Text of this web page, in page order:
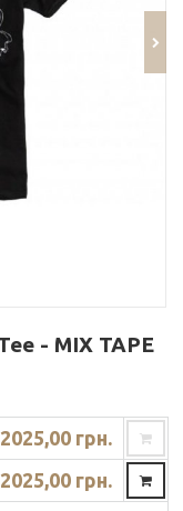
- MIX TAPE
2025,00 грн.
2025,00 грн.